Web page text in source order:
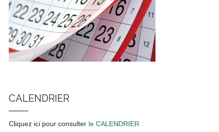
CALENDRIER
Cliquez ici pour consulter le CALENDRIER